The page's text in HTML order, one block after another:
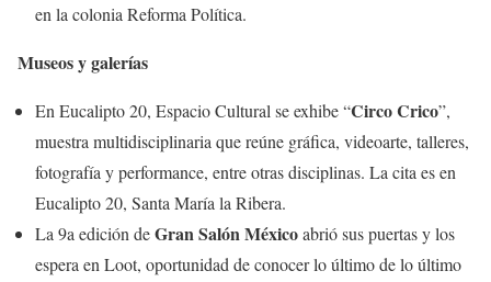
en la colonia Reforma Política.
Museos y galerías
En Eucalipto 20, Espacio Cultural se exhibe “Circo Crico”,
muestra multidisciplinaria que reúne gráfica, videoarte, talleres,
fotografía y performance, entre otras disciplinas. La cita es en
Eucalipto 20, Santa María la Ribera.
La 9a edición deGran Salón Méxicoabrió sus puertas y los
espera en Loot, oportunidad de conocer lo último de lo último